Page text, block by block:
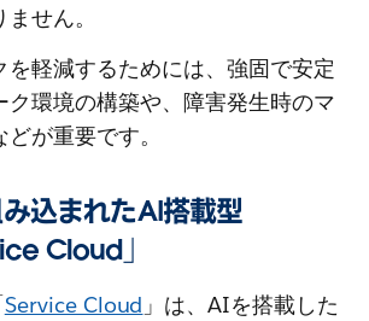
せん。
を軽減するためには、強固で安定
ク環境の構築や、障害発生時のマ
が重要です。
込まれたAI搭載型
Cloud」
Service Cloud 」は、AIを搭載した